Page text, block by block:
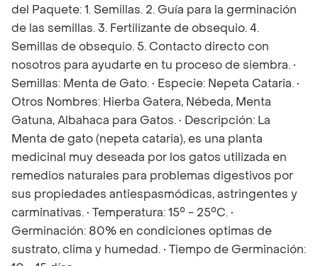
del Paquete: 1. Semillas. 2. Guía para la germinación
de las semillas. 3. Fertilizante de obsequio. 4.
Semillas de obsequio. 5. Contacto directo con
nosotros para ayudarte en tu proceso de siembra. •
Semillas: Menta de Gato. • Especie: Nepeta Cataria. •
Otros Nombres: Hierba Gatera, Nébeda, Menta
Gatuna, Albahaca para Gatos. • Descripción: La
Menta de gato (nepeta cataria), es una planta
medicinal muy deseada por los gatos utilizada en
remedios naturales para problemas digestivos por
sus propiedades antiespasmódicas, astringentes y
carminativas. • Temperatura: 15° - 25°C. •
Germinación: 80% en condiciones optimas de
sustrato, clima y humedad. • Tiempo de Germinación: